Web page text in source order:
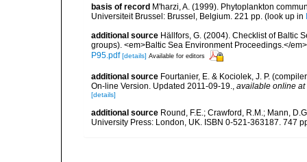
basis of record M'harzi, A. (1999). Phytoplankton
Universiteit Brussel: Brussel, Belgium. 221 pp. (look up in
additional source Hällfors, G. (2004). Checklist of Baltic
groups). <em>Baltic Sea Environment Proceedings.</
P95.pdf [details] Available for editors
additional source Fourtanier, E. & Kociolek, J. P.
On-line Version. Updated 2011-09-19., available online at
[details]
additional source Round, F.E.; Crawford, R.M.; Mann,
University Press: London, UK. ISBN 0-521-363187. 747